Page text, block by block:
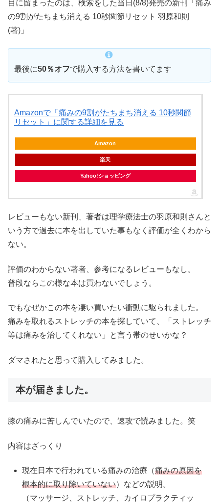
目に留まったのは、検索をした当日(8/8)発売の新刊「痛み
の9割がたちまち消える 10秒関節リセット 羽原和則
(著)」
最後に50％オフで購入する方法を書いてます
Amazonで「痛みの9割がたちまち消える 10秒関節
リセット」に関する詳細を見る
Amazon
楽天
Yahoo!ショッピング
レビューもない新刊、著者は理学療法士の羽原和則さんと
いう方で過去に本を出していた事もなく評価が全くわから
ない。
評価のわからない著者、参考になるレビューもなし。
普段ならこの様な本は買わないでしょう。
でもなぜかこの本を凄い買いたい衝動に駆られました。
痛みを取れるストレッチの本を探していて、「ストレッチ
等は痛みを治してくれない」と言う帯のせいかな？
ダマされたと思って購入してみました。
本が届きました。
膝の痛みに苦しんでいたので、速攻で読みました。笑
内容はざっくり
現在日本で行われている痛みの治療（痛みの原因を
根本的に取り除いていない）などの説明。
（マッサージ、ストレッチ、カイロプラクティッ